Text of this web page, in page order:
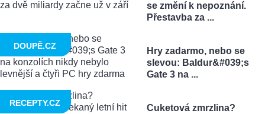
se změní k nepoznání.
Přestavba za ...
Hry zadarmo, nebo se
slevou: Baldur&#039;s
Gate 3 na ...
DOUPĚ.CZ
Cuketová zmrzlina?
RECEPTY.CZ